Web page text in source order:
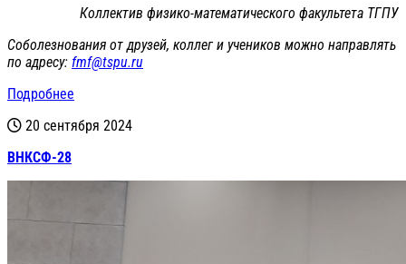
Коллектив физико-математического факультета ТГПУ
Соболезнования от друзей, коллег и учеников можно направлять
по адресу: fmf@tspu.ru
Подробнее
20 сентября 2024
ВНКСФ-28